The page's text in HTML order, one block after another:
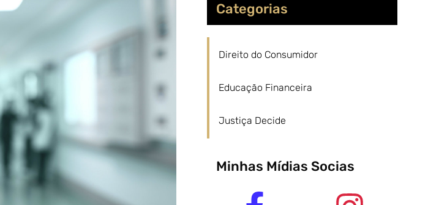
Categorias
Direito do Consumidor
Educação Financeira
Justiça Decide
Minhas Mídias Socias